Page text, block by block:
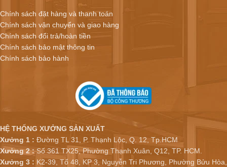
Chính sách đặt hàng và thanh toán
Chính sách vận chuyển và giao hàng
Chính sách đổi trả/hoàn tiền
Chính sách bảo mật thông tin
Chính sách bảo hành
HỆ THỐNG XƯỞNG SẢN XUẤT
Xưởng 1 : Đường TL 31, P. Thạnh Lộc, Q. 12, Tp.HCM
Xưởng 2 :Số 361 TX25, Phường Thạnh Xuân, Q12, TP. HCM.
Xưởng 3 : K2-39, Tổ 48, KP 3, Nguyễn Tri Phương, Phường Bửu Hòa,